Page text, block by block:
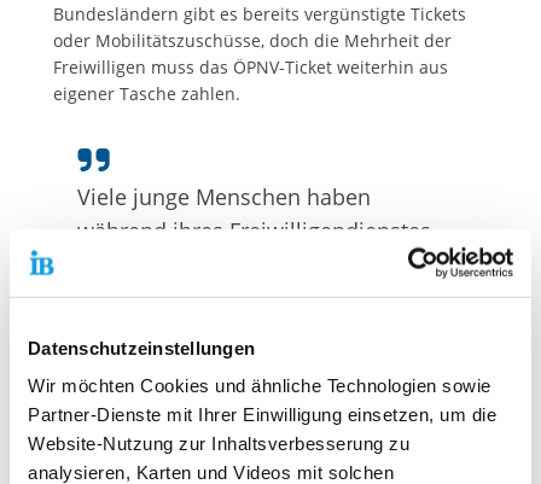
Datenschutzeinstellungen
Wir möchten Cookies und ähnliche Technologien sowie
Partner-Dienste mit Ihrer Einwilligung einsetzen, um die
Website-Nutzung zur Inhaltsverbesserung zu
analysieren, Karten und Videos mit solchen
Bundesländern gibt es bereits vergünstigte Tickets
oder Mobilitätszuschüsse, doch die Mehrheit der
Freiwilligen muss das ÖPNV-Ticket weiterhin aus
eigener Tasche zahlen.
Viele junge Menschen haben
während ihres Freiwilligendienstes
nicht viel Geld zur Verfügung. Dann
sollten sie sich wenigstens keine
ob sie sich die Fahrt zur Einsatzstelle
leisten können. Wer sich freiwillig für
unsere Gesellschaft engagiert,
verdient nicht nur ein freundliches